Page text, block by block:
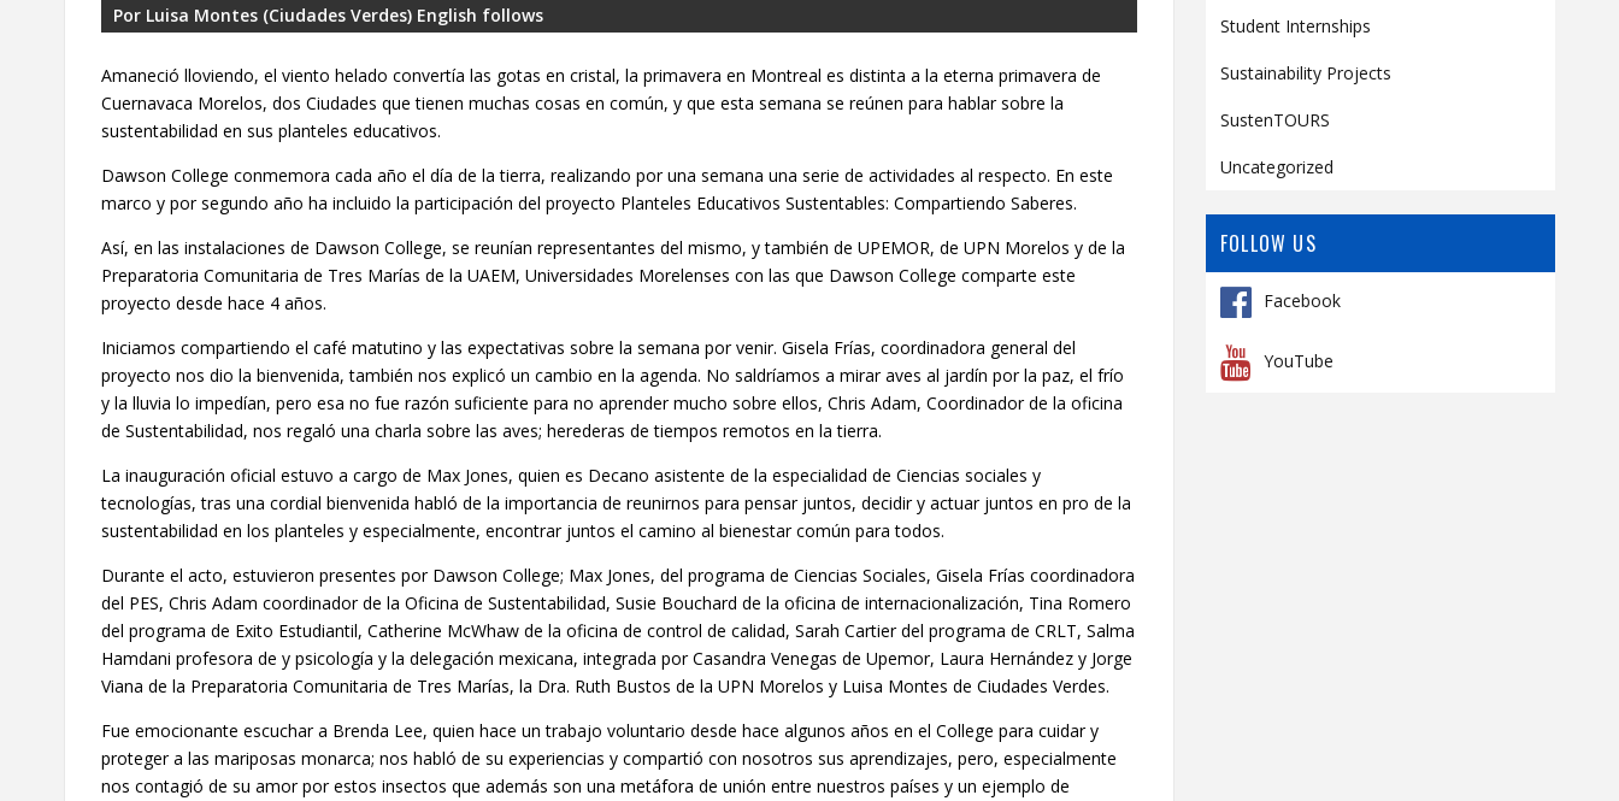
Student Internships
Sustainability Projects
SustenTOURS
Uncategorized
FOLLOW US
Facebook
YouTube
Por Luisa Montes (Ciudades Verdes) English follows
Amaneció lloviendo, el viento helado convertía las gotas en cristal, la primavera en Montreal es distinta a la eterna primavera de
Cuernavaca Morelos, dos Ciudades que tienen muchas cosas en común, y que esta semana se reúnen para hablar sobre la
sustentabilidad en sus planteles educativos.
Dawson College conmemora cada año el día de la tierra, realizando por una semana una serie de actividades al respecto. En este
marco y por segundo año ha incluido la participación del proyecto Planteles Educativos Sustentables: Compartiendo Saberes.
Así, en las instalaciones de Dawson College, se reunían representantes del mismo, y también de UPEMOR, de UPN Morelos y de la
Preparatoria Comunitaria de Tres Marías de la UAEM, Universidades Morelenses con las que Dawson College comparte este
proyecto desde hace 4 años.
Iniciamos compartiendo el café matutino y las expectativas sobre la semana por venir. Gisela Frías, coordinadora general del
proyecto nos dio la bienvenida, también nos explicó un cambio en la agenda. No saldríamos a mirar aves al jardín por la paz, el frío
y la lluvia lo impedían, pero esa no fue razón suficiente para no aprender mucho sobre ellos, Chris Adam, Coordinador de la oficina
de Sustentabilidad, nos regaló una charla sobre las aves; herederas de tiempos remotos en la tierra.
La inauguración oficial estuvo a cargo de Max Jones, quien es Decano asistente de la especialidad de Ciencias sociales y
tecnologías, tras una cordial bienvenida habló de la importancia de reunirnos para pensar juntos, decidir y actuar juntos en pro de la
sustentabilidad en los planteles y especialmente, encontrar juntos el camino al bienestar común para todos.
Durante el acto, estuvieron presentes por Dawson College; Max Jones, del programa de Ciencias Sociales, Gisela Frías coordinadora
del PES, Chris Adam coordinador de la Oficina de Sustentabilidad, Susie Bouchard de la oficina de internacionalización, Tina Romero
del programa de Exito Estudiantil, Catherine McWhaw de la oficina de control de calidad, Sarah Cartier del programa de CRLT, Salma
Hamdani profesora de y psicología y la delegación mexicana, integrada por Casandra Venegas de Upemor, Laura Hernández y Jorge
Viana de la Preparatoria Comunitaria de Tres Marías, la Dra. Ruth Bustos de la UPN Morelos y Luisa Montes de Ciudades Verdes.
Fue emocionante escuchar a Brenda Lee, quien hace un trabajo voluntario desde hace algunos años en el College para cuidar y
proteger a las mariposas monarca; nos habló de su experiencias y compartió con nosotros sus aprendizajes, pero, especialmente
nos contagió de su amor por estos insectos que además son una metáfora de unión entre nuestros países y un ejemplo de